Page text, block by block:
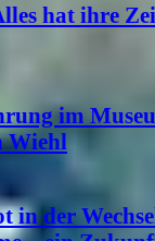
hat ihre
im
Wiehl
in der